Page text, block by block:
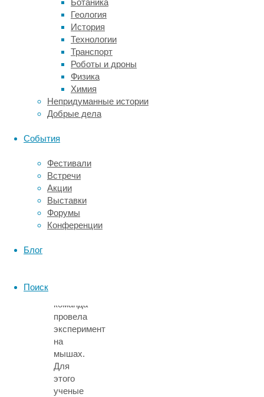
Ботаника
Геология
История
Технологии
Транспорт
Роботы и дроны
Физика
Химия
Непридуманные истории
Добрые дела
События
Фестивали
Встречи
Акции
Выставки
Форумы
Конференции
Блог
Поиск
мозга
трех
срезах
тканей
мозга
человека.
что
больше
мозжечке,
всего
команда
провела
эксперимент
на
мышах.
Для
этого
ученые